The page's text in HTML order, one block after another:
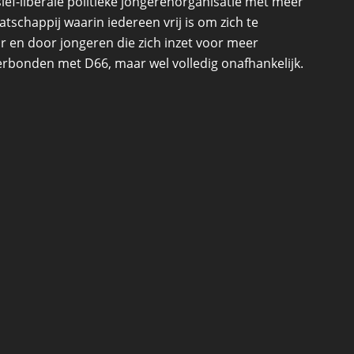
waarin iedereen vrij is om zich te
en door jongeren die zich inzet voor meer
met D66, maar wel volledig onafhankelijk.